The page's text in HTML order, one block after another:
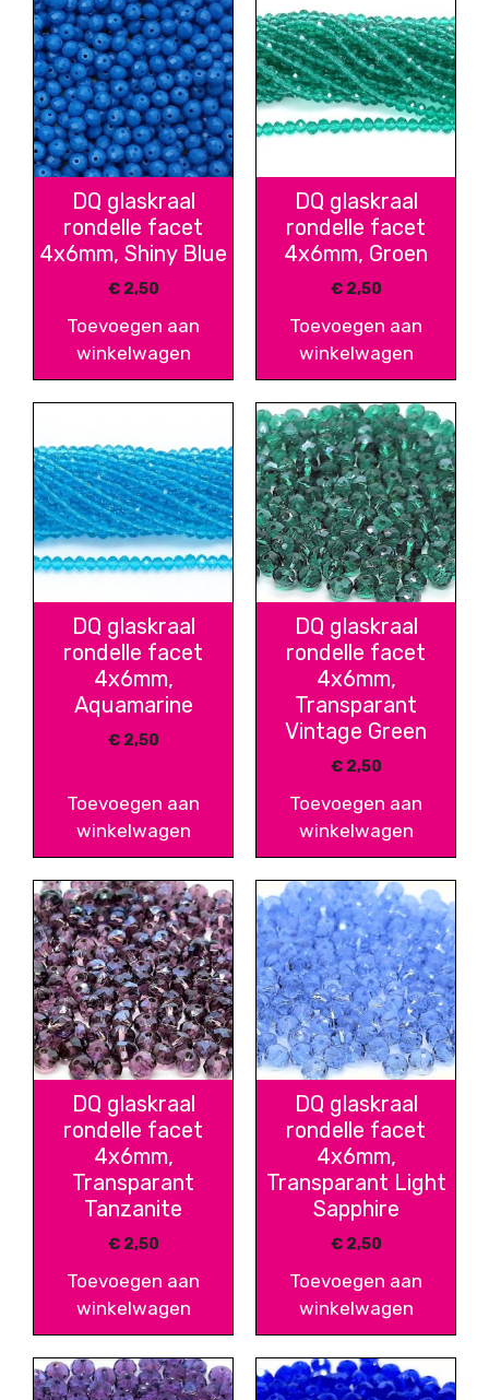
DQ glaskraal
rondelle facet
4x6mm, Shiny Blue
€2,50
Toevoegen aan
winkelwagen
DQ glaskraal
rondelle facet
4x6mm, Groen
€2,50
Toevoegen aan
winkelwagen
DQ glaskraal
rondelle facet
4x6mm,
Aquamarine
€2,50
Toevoegen aan
winkelwagen
DQ glaskraal
rondelle facet
4x6mm,
Transparant
Vintage Green
€2,50
Toevoegen aan
winkelwagen
DQ glaskraal
rondelle facet
4x6mm,
Transparant
Tanzanite
€2,50
Toevoegen aan
winkelwagen
DQ glaskraal
rondelle facet
4x6mm,
Transparant Light
Sapphire
€2,50
Toevoegen aan
winkelwagen